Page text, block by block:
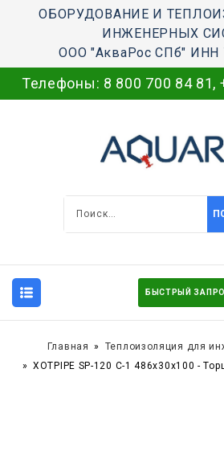
ОБОРУДОВАНИЕ И
ИНЖЕНЕРНЫХ
ООО "АкваРос СПб" ИНН
Телефоны: 8 800 700 84 81,
БЫСТРЫЙ
Главная
Теплоизоляция для
XOTPIPE SP-120 C-1 486x30x100 -